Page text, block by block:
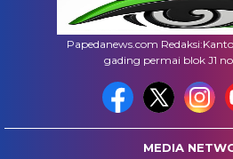
Papedanews.com
gading permai blok J1
MEDIA